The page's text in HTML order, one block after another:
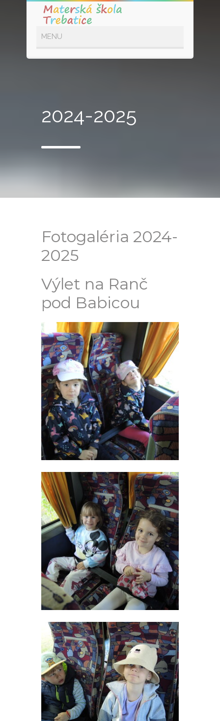
2024-2025
Fotogaléria 2024-
2025
Výlet na Ranč
pod Babicou